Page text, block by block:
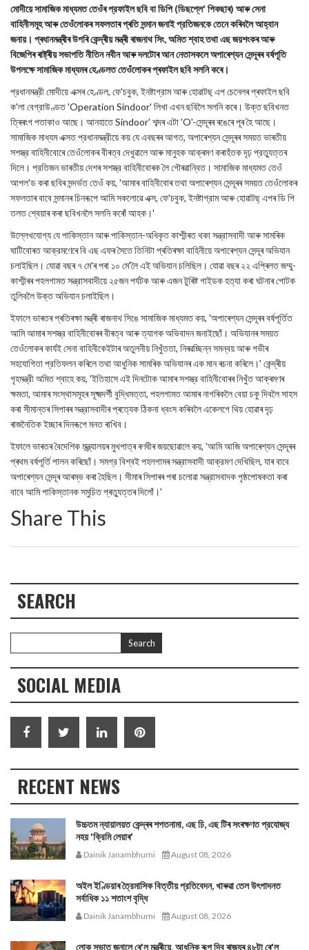
মোদীয়ে সামাজিক মাধ্যমত তেওঁৰ প্রফাইল ছবি বা ডিপি (ডিছপ্লে' পিকছাৰ) আৰু সেনা
বাহিনীসমূহ আৰু তেওঁলোকৰ সফলতাৰ প্ৰতি সন্মান জনাই প্রতিজনকে তেনে কৰিবলৈ আহ্বান
জনায়। প্ৰধানমন্ত্ৰীৰ উপৰি কেন্দ্ৰীয় মন্ত্ৰী ৰাজনাথ সিং, অমিত শ্বাহ তথা এছ জয়শংকৰ আৰু
বিজেপিৰ ৰাষ্ট্ৰীয় সভাপতি নীতিন নবীন আৰু দলটোৰ আন নেতাসকলে অপাৰেশ্যন সেন্দূৰৰ বৰ্ষপূতি
উপলক্ষে সামাজিক মাধ্যমৰ হেণ্ডলত তেওঁলোকৰ প্ৰফাইল ছবি সলনি কৰে।
প্রধানমন্ত্রী মোদীয়ে এক্সৰ হেণ্ডল, ফে'চবুক, ইনষ্টাগ্রাম আৰু হোৱাটছ‌্ এপ চেনেলৰ প্ৰফাইল ছবি
ক'লা বেগ্রাউণ্ডত 'Operation Sindoor' লিখা এখন ছবিলৈ সলনি কৰে। উক্ত ছবিখনত
ত্ৰিৰংগ পতাকাও আছে। আনহাতে Sindoor' শব্দৰ এটা 'O'-সেন্দূৰৰ ৰঙেৰে পূৰ হৈ আছে।
সামাজিক মাধ্যম এক্সত প্রধানমন্ত্রীয়ে কয় যে এবছৰৰ আগত, অপাৰেশ্যন সেন্দূৰৰ সময়ত ভাৰতীয়
সশস্ত্র বাহিনীবোৰে তেওঁলোকৰ বীৰত্ব দেখুৱালে আৰু মানুহক আক্ৰমণ কৰাহঁতক দৃঢ় প্রত্যুত্তৰ
দিলে। প্রতিজন ভাৰতীয় দেশৰ সশস্ত্র বাহিনীবোৰক লৈ গৌৰৱান্বিত। সামাজিক মাধ্যমত তেওঁ
আপল'ড কৰা ছবিৰ সন্দৰ্ভত তেওঁ কয়, 'আমাৰ বাহিনীবোৰ তথা অপাৰেশ্যন সেন্দূৰৰ সময়ত তেওঁলোকৰ
সফলতাৰ বাবে সন্মানৰ চিনৰূপে আমি সকলোৱে এক্স, ফে'চবুক, ইনষ্টাগ্রাম আৰু হোৱাটছ্ এপৰ ডি পি
তলত শ্বেয়াৰ কৰা ছবিখনলৈ সলনি কৰোঁ আহক।'
উল্লেখযোগ্য যে পাকিস্তান আৰু পাকিস্তান-অধিকৃত কাশ্মীৰত থকা সন্ত্রাসবাদী আৰু সামৰিক
ঘাটিবোৰত আক্রমণেৰে বি এছ এফৰ সৈতে তিনিটা প্ৰতিৰক্ষা বাহিনীয়ে অপাৰেশ্যন সেন্দূৰ অভিযান
চলাইছিল। যোৱা বছৰ ৭ মে'ৰ পৰা ১০ মে'লৈ এই অভিযান চলিছিল। যোৱা বছৰ ২২ এপ্ৰিলত জম্মু-
কাশ্মীৰৰ পহলগামত সন্ত্রাসবাদীয়ে ২৫জন পর্যটক আৰু এজন টুৰিষ্ট গাইডক হত্যা কৰা ঘটনাৰ পোটক
তুলিবলৈ উক্ত অভিযান চলাইছিল।
ইফালে ভাৰতৰ প্ৰতিৰক্ষা মন্ত্ৰী ৰাজনাথ সিঙে সামাজিক মাধ্যমত কয়, 'অপাৰেশ্যন সেন্দূৰৰ বৰ্ষপূৰ্তিত
আমি আমাৰ সশস্ত্র বাহিনীবোৰৰ বীৰত্ব আৰু ত্যাগক অভিবাদন জনাইছোঁ। অভিযানৰ সময়ত
তেওঁলোকৰ কাৰ্যই সেনা বাহিনীকেইটাৰ অতুলনীয় নিখুঁততা, নিৰৱচ্ছিন্ন সমন্বয় আৰু গভীৰ
সহযোগিতা প্রতিফলন কৰিলে তথা আধুনিক সামৰিক অভিযানৰ এক মান ৰচনা কৰিলে।' কেন্দ্ৰীয়
গৃহমন্ত্রী অমিত শ্বাহে কয়, 'ইতিহাসে এই দিনটোক আমাৰ সশস্ত্র বাহিনীবোৰৰ নিখুঁত আক্ৰমণৰ
ক্ষমতা, আমাৰ সংস্থাসমূহৰ সূক্ষ্মদর্শী বুদ্ধিমত্তা, পহলগামত আমাৰ নাগৰিকলৈ বেয়া চকু দিবলৈ সাহস
কৰা সীমান্তৰ সিপাৰৰ সন্ত্রাসবাদীৰ প্ৰত্যেক ঠিকনা ধ্বংস কৰিবলৈ একেলগে থিয় হোৱাৰ দৃঢ়
ৰাজনৈতিক ইচ্ছাৰ দিনৰূপে মনত ৰাখিব।
ইফালে ভাৰতৰ বৈদেশিক মন্ত্ৰ্যালয়ৰ মুখপাত্ৰ ৰণধীৰ জয়ছোৱালে কয়, 'আমি আজি অপাৰেশ্যন সেন্দূৰৰ
প্ৰথম বৰ্ষপূর্তি পালন কৰিছোঁ। সমগ্র বিশ্বই পহলগামৰ সন্ত্রাসবাদী আক্রমণ দেখিছিল, যাৰ বাবে
অপাৰেশ্যন সেন্দূৰ আৰম্ভ কৰা হৈছিল। সীমাৰ সিপাৰৰ পৰা চলোৱা সন্ত্রাসবাদক পৃষ্ঠপোষকতা কৰা
বাবে আমি পাকিস্তানক সমুচিত প্ৰত্যুত্তৰ দিলোঁ।'
Share This
SEARCH
SOCIAL MEDIA
RECENT NEWS
উচ্চতম ন্যায়ালয়ত কেন্দ্ৰৰ শপতনামা, এছ চি, এছ টিৰ সংৰক্ষণত প্রযোজ্য
নহয় 'ক্রিমি লেয়াৰ'
Dainik Janambhumi August 08, 2026
অইল ইণ্ডিয়াৰ ত্রৈমাসিক বিত্তীয় প্রতিবেদন, খাৰুৱা তেল উৎপাদনত
সর্বাধিক ১১ শতাংশ বৃদ্ধি
Dainik Janambhumi August 08, 2026
লোক সভাত জনালে ৰে'ল মন্ত্ৰীয়ে, আধুনিক ৰূপ দিব ৰাজ্যৰ ৪৮টা ৰে'ল